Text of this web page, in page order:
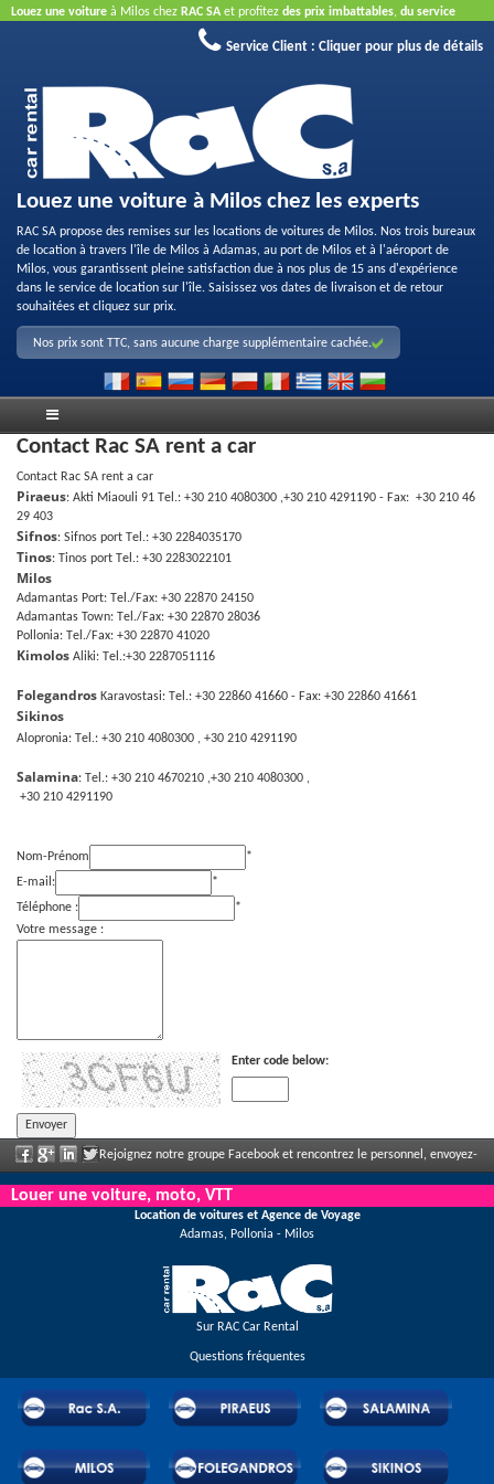
Louez une voiture à Milos chez RAC SA et profitez des prix imbattables, du service
de la bonne qualité des véhicules loués
La carte de crédit n'est pas nécessaire.
Service Client : Cliquer pour plus de détails
Louez une voiture à Milos chez les experts
RAC SA propose des remises sur les locations de voitures de Milos. Nos trois bureaux
de location à travers l'île de Milos à Adamas, au port de Milos et à l'aéroport de
Milos, vous garantissent pleine satisfaction due à nos plus de 15 ans d'expérience
dans le service de location sur l'île. Saisissez vos dates de livraison et de retour
souhaitées et cliquez sur prix.
Nos prix sont TTC, sans aucune charge supplémentaire cachée.
Contact Rac SA rent a car
Contact Rac SA rent a car
Piraeus: Akti Miaouli 91 Τel.: +30 210 4080300 ,+30 210 4291190 - Fax: +30 210 46
29 403
Sifnos: Sifnos port Τel.: +30 2284035170
Tinos: Tinos port Τel.: +30 2283022101
Milos
Adamantas Port: Τel./Fax: +30 22870 24150
Adamantas Town: Τel./Fax: +30 22870 28036
Pollonia: Τel./Fax: +30 22870 41020
Kimolos Aliki: Τel.:+30 2287051116
Folegandros Karavostasi: Τel.: +30 22860 41660 - Fax: +30 22860 41661
Sikinos
Alopronia: Τel.: +30 210 4080300 , +30 210 4291190
Salamina: Τel.: +30 210 4670210 ,+30 210 4080300 ,
+30 210 4291190
Nom-Prénom
*
E-mail:
*
Téléphone :
*
Votre message :
Enter code below:
Rejoignez notre groupe Facebook et rencontrez le personnel, envoyez-
nous votre commentaire et profitez de nos incroyables remises et offres qui
Louer une voiture, moto, VTT
Location de voitures et Agence de Voyage
Adamas, Pollonia - Milos
Sur RAC Car Rental
Questions fréquentes